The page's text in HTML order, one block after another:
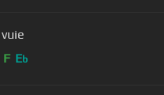
F Eb